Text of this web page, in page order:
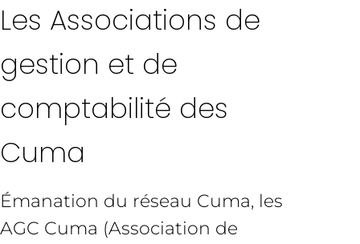
Les Associations de
gestion et de
comptabilité des
Cuma
Émanation du réseau Cuma, les
AGC Cuma (Association de